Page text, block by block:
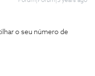
o seu número de